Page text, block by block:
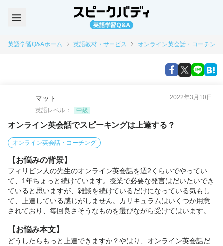
英語学習Q&Aホーム 英語教材・サービス オンライン英会話・コーチング
マット
2022年3月10日
英語レベル：
中級
オンライン英会話でスピーキングは上達する？
オンライン英会話・コーチング
【お悩みの背景】
フィリピン人の先生のオンライン英会話を週2くらいでやってい
て、1年ちょっと続けています。授業で必要な発言はだいたいでき
ていると思いますが、雑談を続けているだけになっている気もし
て、上達している感じがしません。カリキュラムはいくつか用意
されており、毎回良さそうなものを選びながら受けてはいます。
【お悩み本文】
どうしたらもっと上達できますか？やはり、オンライン英会話だ